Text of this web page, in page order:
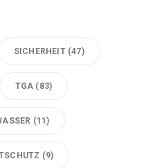
SICHERHEIT(47)
TGA (83)
(11)
(9)